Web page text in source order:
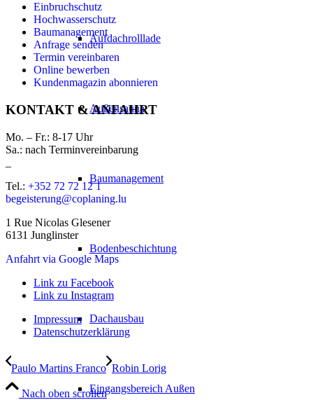
Aufdachrolllade
Außensauna
Baumanagement
Bodenbeschichtung
Dachausbau
Eingangsbereich Außen
Einbruchschutz
Hochwasserschutz
Baumanagement
Anfrage senden
Termin vereinbaren
Online bewerben
Kundenmagazin abonnieren
KONTAKT & ANFAHRT
Mo. – Fr.: 8-17 Uhr
Sa.: nach Terminvereinbarung
Tel.: +352 72 72 12 1
begeisterung@coplaning.lu
1 Rue Nicolas Glesener
6131 Junglinster
Anfahrt via Google Maps
Link zu Facebook
Link zu Instagram
Impressum
Datenschutzerklärung
Paulo Martins Franco Robin Lorig
Nach oben scrollen